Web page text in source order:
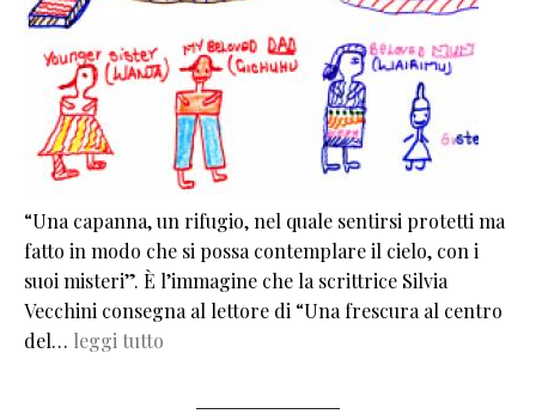
“Una capanna, un rifugio, nel quale sentirsi protetti ma
fatto in modo che si possa contemplare il cielo, con i
suoi misteri”. È l’immagine che la scrittrice Silvia
Vecchini consegna al lettore di “Una frescura al centro
del… leggi tutto